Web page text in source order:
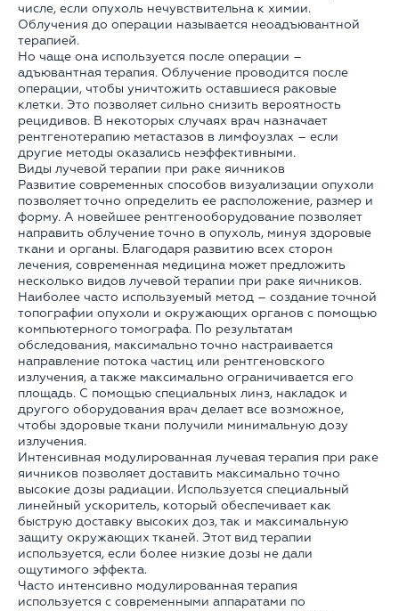
числе, если опухоль нечувствительна к химии.
Облучения до операции называется неоадъювантной
терапией.
Но чаще она используется после операции –
адъювантная терапия. Облучение проводится после
операции, чтобы уничтожить оставшиеся раковые
клетки. Это позволяет сильно снизить вероятность
рецидивов. В некоторых случаях врач назначает
рентгенотерапию метастазов в лимфоузлах – если
другие методы оказались неэффективными.
Виды лучевой терапии при раке яичников
Развитие современных способов визуализации опухоли
позволяет точно определить ее расположение, размер и
форму. А новейшее рентгенооборудование позволяет
направить облучение точно в опухоль, минуя здоровые
ткани и органы. Благодаря развитию всех сторон
лечения, современная медицина может предложить
несколько видов лучевой терапии при раке яичников.
Наиболее часто используемый метод – создание точной
топографии опухоли и окружающих органов с помощью
компьютерного томографа. По результатам
обследования, максимально точно настраивается
направление потока частиц или рентгеновского
излучения, а также максимально ограничивается его
площадь. С помощью специальных линз, накладок и
другого оборудования врач делает все возможное,
чтобы здоровые ткани получили минимальную дозу
излучения.
Интенсивная модулированная лучевая терапия при раке
яичников позволяет доставить максимально точно
высокие дозы радиации. Используется специальный
линейный ускоритель, который обеспечивает как
быструю доставку высоких доз, так и максимальную
защиту окружающих тканей. Этот вид терапии
используется, если более низкие дозы не дали
ощутимого эффекта.
Часто интенсивно модулированная терапия
используется с современными аппаратами по